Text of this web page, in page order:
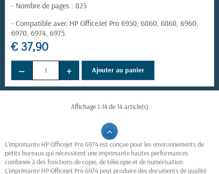
- Nombre de pages : 825
- Compatible avec HP OfficeJet Pro 6950, 6860, 6868, 6960,
6970, 6974, 6975.
€ 37,90
− + Ajouter au panier
Affichage 1-14 de 14 article(s)
L'imprimante HP Officejet Pro 6974 est conçue pour les environnements de
petits bureaux qui nécessitent une imprimante hautes performances
combinée à des fonctions de copie, de télécopie et de numérisation.
L'imprimante HP Officejet Pro 6974 peut produire des documents de qualité